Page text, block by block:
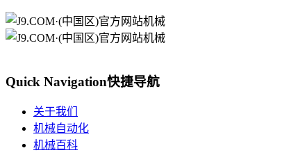
Quick Navigation快捷导航
关于我们
机械自动化
机械百科